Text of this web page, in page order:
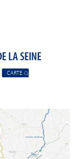
LA SEINE
CARTE